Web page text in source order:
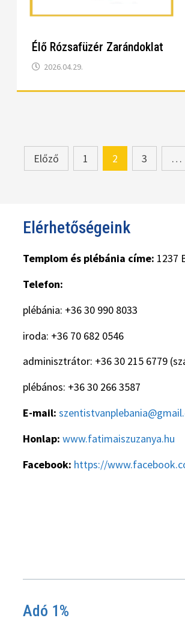
Élő Rózsafüzér Zarándoklat
2026.04.29.
Bejegyzések
lapozása
Előző 1 2 3 …
Elérhetőségeink
Templom és plébánia címe: 1237
Telefon:
plébánia: +36 30 990 8033
iroda: +36 70 682 0546
adminisztrátor: +36 30 215 6779
plébános: +36 30 266 3587
E-mail:
Honlap: www.fatimaiszuzanya.hu
Facebook: https://
Adó 1%